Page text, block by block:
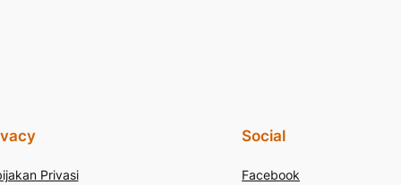
Privasi
Social
Facebook